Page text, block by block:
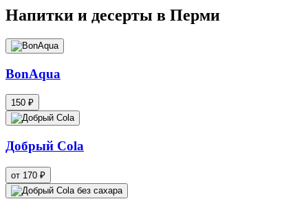
Напитки и десерты в Перми
BonAqua
150 ₽
Добрый Cola
от 170 ₽